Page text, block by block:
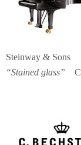
Steinway & Sons
“Stained glass”